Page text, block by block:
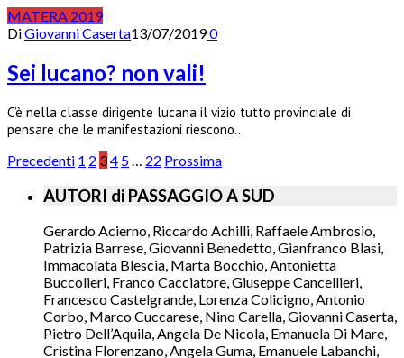
MATERA 2019
DiGiovanni Caserta13/07/20190
Sei lucano? non vali!
C’è nella classe dirigente lucana il vizio tutto provinciale di
pensare che le manifestazioni riescono…
Precedenti 1 2 34 5… 22 Prossima
AUTORI di PASSAGGIO A SUD
Gerardo Acierno, Riccardo Achilli, Raffaele Ambrosio,
Patrizia Barrese, Giovanni Benedetto, Gianfranco Blasi,
Immacolata Blescia, Marta Bocchio, Antonietta
Buccolieri, Franco Cacciatore, Giuseppe Cancellieri,
Francesco Castelgrande, Lorenza Colicigno, Antonio
Corbo, Marco Cuccarese, Nino Carella, Giovanni Caserta,
Pietro Dell’Aquila, Angela De Nicola, Emanuela Di Mare,
Cristina Florenzano, Angela Guma, Emanuele Labanchi,